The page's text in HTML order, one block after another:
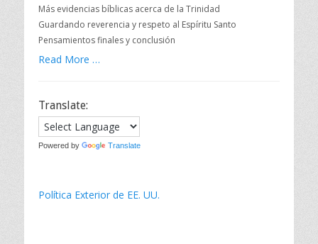
Más evidencias bíblicas acerca de la Trinidad
Guardando reverencia y respeto al Espíritu Santo
Pensamientos finales y conclusión
Read More …
Translate:
Powered by Translate
Política Exterior de EE. UU.